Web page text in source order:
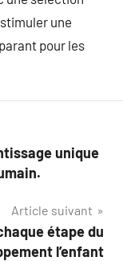
une
pour les
unique
Article suivant
étape du
l’enfant